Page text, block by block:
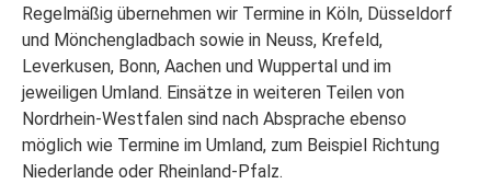
Regelmäßig übernehmen wir Termine in Köln, Düsseldorf
und Mönchengladbach sowie in Neuss, Krefeld,
Leverkusen, Bonn, Aachen und Wuppertal und im
jeweiligen Umland. Einsätze in weiteren Teilen von
Nordrhein-Westfalen sind nach Absprache ebenso
möglich wie Termine im Umland, zum Beispiel Richtung
Niederlande oder Rheinland-Pfalz.